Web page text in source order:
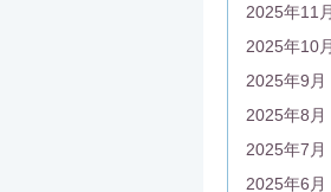
2025年11月
2025年10月
2025年9月
2025年8月
2025年7月
2025年6月